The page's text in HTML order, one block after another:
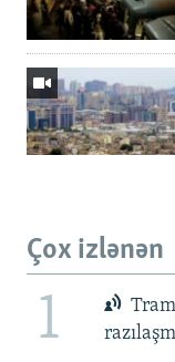
Çox izlənən
1